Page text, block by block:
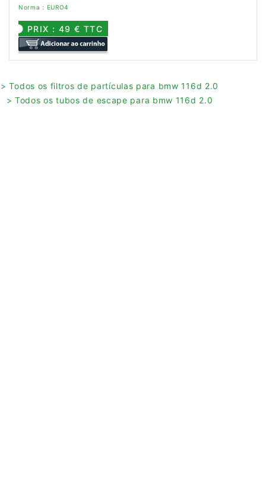
Norma : EURO4
PRIX : 49 € TTC
> Todos os filtros de partículas para bmw 116d 2.0
> Todos os tubos de escape para bmw 116d 2.0